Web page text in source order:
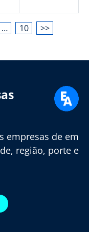
… 10 >>
empresas de em
região, porte e